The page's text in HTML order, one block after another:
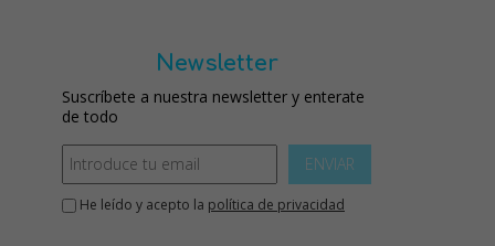
Newsletter
Suscríbete a nuestra newsletter y enterate
de todo
ENVIAR
He leído y acepto la política de privacidad